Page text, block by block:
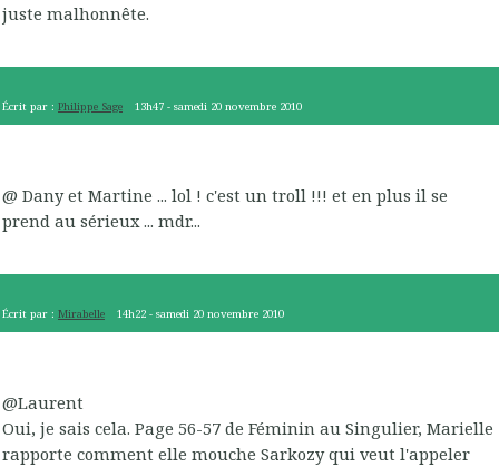
juste malhonnête.
Écrit par : Philippe Sage 13h47 -samedi 20 novembre 2010
@ Dany et Martine ... lol ! c'est un troll !!! et en plus il se
prend au sérieux ... mdr...
Écrit par : Mirabelle 14h22 -samedi 20 novembre 2010
@Laurent
Oui, je sais cela. Page 56-57 de Féminin au Singulier, Marielle
rapporte comment elle mouche Sarkozy qui veut l'appeler